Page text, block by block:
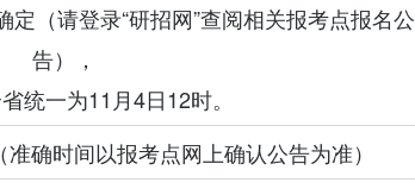
（请登录“研招网”查阅相关报考点报名公
告），
统一为11月4日12时。
确时间以报考点网上确认公告为准）